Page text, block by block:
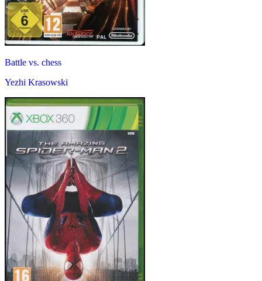
Battle vs. chess
Yezhi Krasowski